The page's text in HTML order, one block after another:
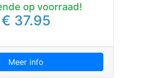
op voorraad!
€ 37.95
Meer info